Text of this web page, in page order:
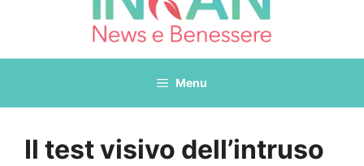
Menu
Il test visivo dell’intruso